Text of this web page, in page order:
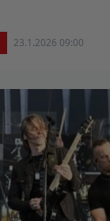
23.1.2026 09:00